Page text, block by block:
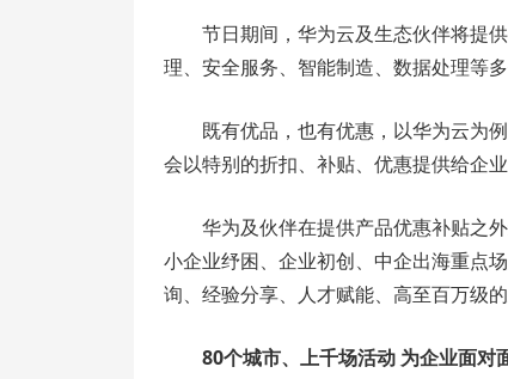
节日期间，华为云及生态伙伴将提
理、安全服务、智能制造、数据处理等多
既有优品，也有优惠，以华为云为
会以特别的折扣、补贴、优惠提供给企
华为及伙伴在提供产品优惠补贴之
小企业纾困、企业初创、中企出海重点
询、经验分享、人才赋能、高至百万级的
80个城市、上千场活动 为企业面对